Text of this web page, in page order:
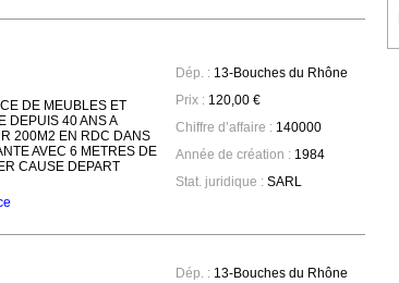
Dép. :13-Bouches du Rhône
Prix :120,00 €
Chiffre d’affaire :140000
Année de création :1984
Stat. juridique :SARL
DE MEUBLES ET
DEPUIS 40 ANS A
200M2 EN RDC DANS
AVEC 6 METRES DE
CAUSE DEPART
Dép. :13-Bouches du Rhône